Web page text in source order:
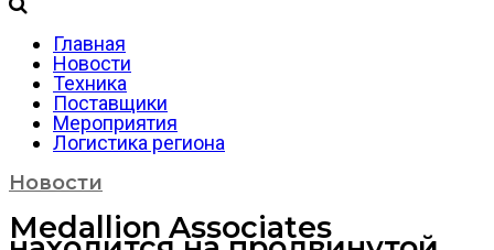
Главная
Новости
Техника
Поставщики
Мероприятия
Логистика региона
Новости
Medallion Associates